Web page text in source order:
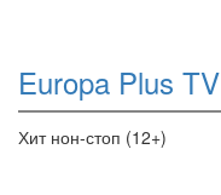
Europa Plus TV
Хит нон-стоп (12+)